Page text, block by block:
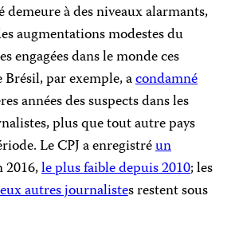
à des niveaux alarmants,
augmentations modestes du
engagées dans le monde ces
Brésil, par exemple, acondamné
années des suspects dans les
plus que tout autre pays
Le CPJ a enregistréun
2016,le plus faible depuis 2010; les
autres journalistes restent sous